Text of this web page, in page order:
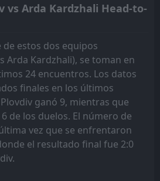
vs Arda Kardzhali Head-to-
estos dos equipos
Arda Kardzhali), se toman en
24 encuentros. Los datos
finales en los últimos
ganó 9, mientras que
de los duelos. El número de
vez que se enfrentaron
el resultado final fue 2:0